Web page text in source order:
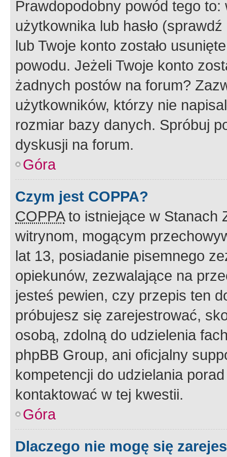
Prawdopodobny powód tego to:
użytkownika lub hasło
lub Twoje konto zostało
powodu. Jeżeli Twoje konto
żadnych postów na forum?
użytkowników, którzy nie
rozmiar bazy danych. Spróbuj
dyskusji na forum.
Góra
Czym jest COPPA?
COPPAto istniejące w Stanach
witrynom, mogącym
lat 13, posiadanie pisemnego
opiekunów, zezwalające na
jesteś pewien, czy przepis ten
próbujesz się zarejestrować,
osobą, zdolną do udzielenia
phpBB Group, ani oficjalny
kompetencji do udzielania
kontaktować w tej kwestii.
Góra
Dlaczego nie mogę się